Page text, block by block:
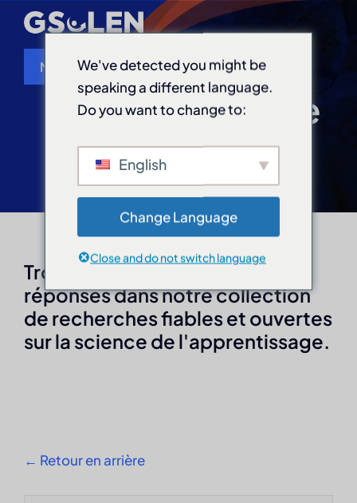
Skip
Menu
À propos de nous
Evénements
Bibliothèque de ressources
Scientifique du mois
Bibliothèque de
ressources
Trouvez des ressources et des
réponses dans notre collection
de recherches fiables et ouvertes
sur la science de l'apprentissage.
← Retour en arrière
We've detected you might be
speaking a different language.
Do you want to change to:
English
Change Language
Close and do not switch language